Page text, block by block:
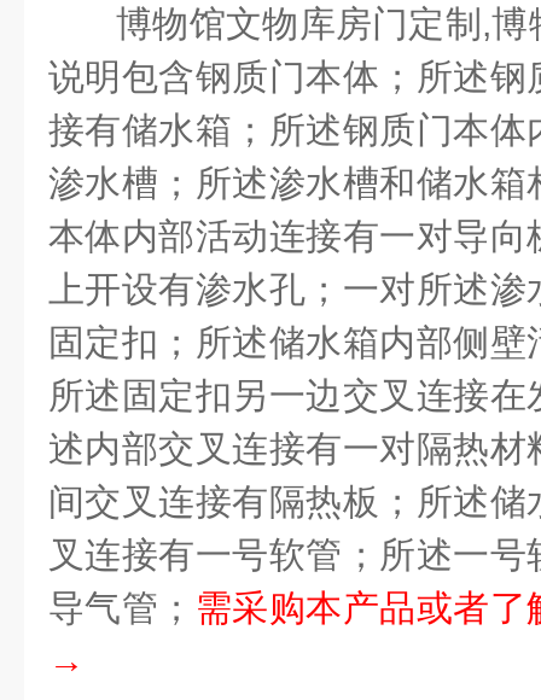
博物馆文物库房门定制 ,博
说明包含钢质门本体；所述
接有储水箱；所述钢质门本
渗水槽；所述渗水槽和储水
本体内部活动连接有一对导
上开设有渗水孔；一对所述
固定扣；所述储水箱内部侧
所述固定扣另一边交叉连接
述内部交叉连接有一对隔热
间交叉连接有隔热板；所述
叉连接有一号软管；所述一
导气管； 需采购本产品或者
→